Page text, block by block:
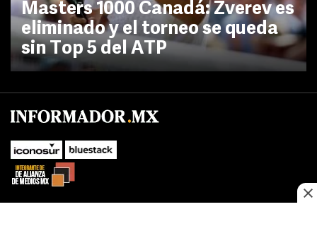
Masters 1000 Canadá: Zverev es
eliminado y el torneo se queda
sin Top 5 del ATP